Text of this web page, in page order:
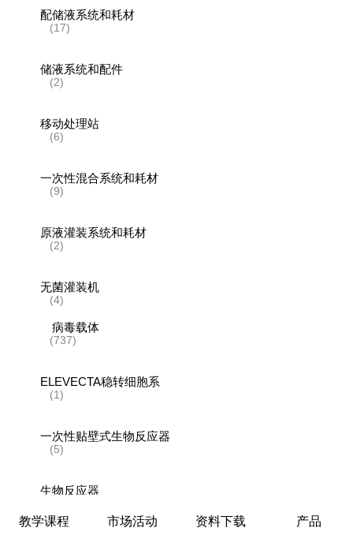
配储液系统和耗材
(17)
储液系统和配件
(2)
移动处理站
(6)
一次性混合系统和耗材
(9)
原液灌装系统和耗材
(2)
无菌灌装机
(4)
病毒载体
(737)
ELEVECTA稳转细胞系
(1)
一次性贴壁式生物反应器
(5)
生物反应器
教学课程 市场活动 资料下载 产品